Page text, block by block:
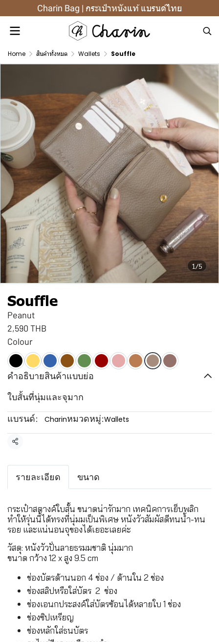
Charin Bag | กระเป๋าหนังแท้ แบรนด์ไทย
Home สินค้าทั้งหมด Wallets Souffle
1/5
Souffle
Peanut
2,590 THB
Colour
คำอธิบายสินค้าแบบย่อ
ใบสั้นที่นุ่มและจุมาก
แบรนด์:
Charinหมวดหมู่:Wallets
แชร์
รายละเอียด ขนาด
กระเป๋าสตางค์ใบสั้น ขนาดน่ารักมาก เทคนิคการเย็บพลิก
ทำให้รุ่นนี้ได้ทรงที่นุ่มมเป็นพิเศษ หนังวัวสัมผัสดีทนน้ำ-ทน
รอย และแน่นอนจุของได้เยอะเลยค่ะ
วัสดุ: หนังวัวปั่นลายธรมมชาติ นุ่มมาก
ขนาด กว้าง 12 x สูง 9.5 cm
ช่องบัตรด้านนอก 4 ช่อง / ด้านใน 2 ช่อง
ช่องสลิปหรือใส่บัตร 2 ช่อง
ช่องเอนกประสงค์ใส่บัตรซ้อนได้หลายใบ 1 ช่อง
ช่องซิปเหรียญ
ช่องหลักใส่ธนบัตร